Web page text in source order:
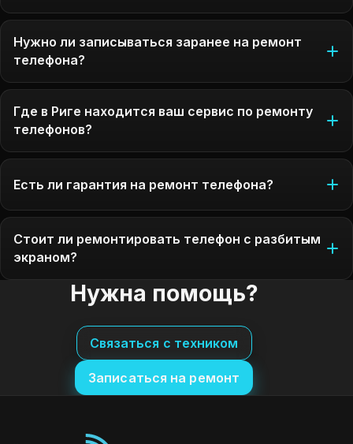
Нужно ли записываться заранее на ремонт
телефона?
Где в Риге находится ваш сервис по ремонту
телефонов?
Есть ли гарантия на ремонт телефона?
Стоит ли ремонтировать телефон с разбитым
экраном?
Нужна помощь?
Связаться с техником
Записаться на ремонт